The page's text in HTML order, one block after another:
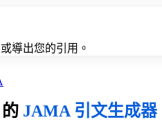
導出您的引用。
JAMA 引文生成器